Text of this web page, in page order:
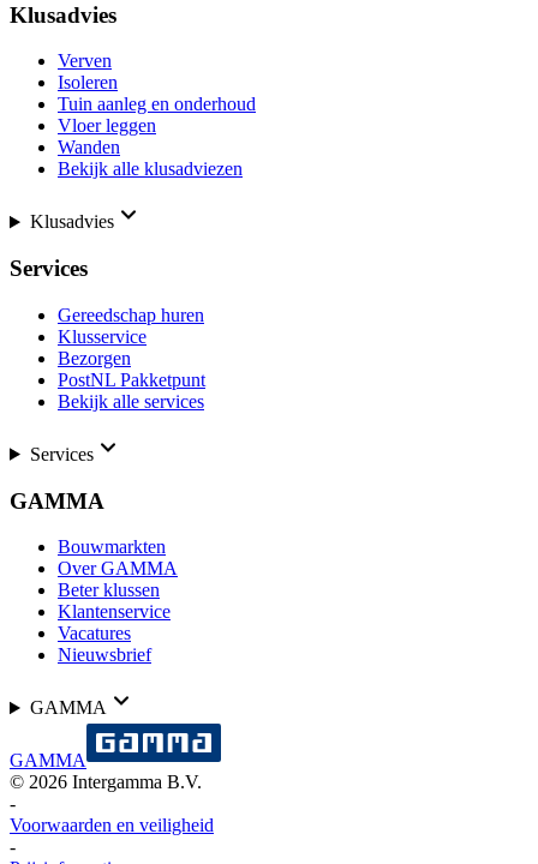
Klusadvies
Verven
Isoleren
Tuin aanleg en onderhoud
Vloer leggen
Wanden
Bekijk alle klusadviezen
Klusadvies
Services
Gereedschap huren
Klusservice
Bezorgen
PostNL Pakketpunt
Bekijk alle services
Services
GAMMA
Bouwmarkten
Over GAMMA
Beter klussen
Klantenservice
Vacatures
Nieuwsbrief
GAMMA
GAMMA
© 2026 Intergamma B.V.
-
Voorwaarden en veiligheid
-